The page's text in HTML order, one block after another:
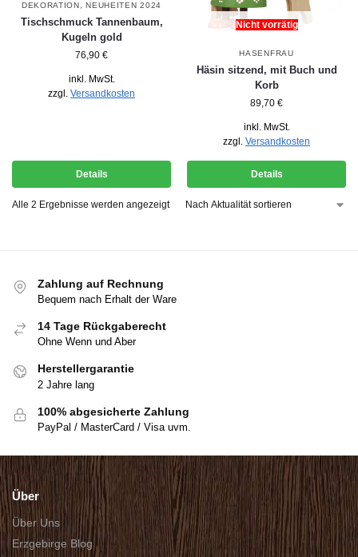
DEKORATION ,NEUHEITEN 2024
Tischschmuck Tannenbaum,
Kugeln gold
76,90 €
inkl. MwSt.
zzgl. Versandkosten
Details
Nicht vorrätig
HASENFRAU
Häsin sitzend, mit Buch und
Korb
89,70 €
inkl. MwSt.
zzgl. Versandkosten
Details
Alle 2 Ergebnisse werden angezeigt
Zahlung auf Rechnung
Bequem nach Erhalt der Ware
14 Tage Rückgaberecht
Ohne Wenn und Aber
Herstellergarantie
2 Jahre lang
100% abgesicherte Zahlung
PayPal / MasterCard / Visa uvm.
Über
Über Uns
Erzgebirge Blog